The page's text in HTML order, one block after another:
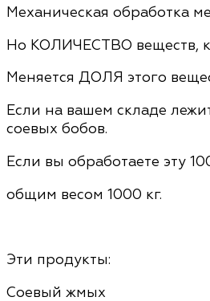
Механическая обработка
Но КОЛИЧЕСТВО веществ,
Меняется ДОЛЯ этого
Если на вашем складе
соевых бобов.
Если вы обработаете эту
общим весом 1000 кг.
Эти продукты:
Соевый жмых